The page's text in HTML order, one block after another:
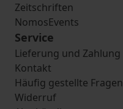
Zeitschriften
NomosEvents
Service
Lieferung und Zahlung
Kontakt
Häufig gestellte Fragen
Widerruf